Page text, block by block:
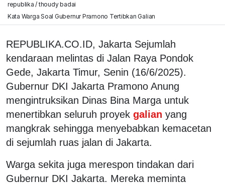
republika / thoudy badai
Kata Warga Soal Gubernur Pramono Tertibkan Galian
REPUBLIKA.CO.ID, Jakarta Sejumlah
kendaraan melintas di Jalan Raya Pondok
Gede, Jakarta Timur, Senin (16/6/2025).
Gubernur DKI Jakarta Pramono Anung
mengintruksikan Dinas Bina Marga untuk
menertibkan seluruh proyek galian yang
mangkrak sehingga menyebabkan kemacetan
di sejumlah ruas jalan di Jakarta.
Warga sekita juga merespon tindakan dari
Gubernur DKI Jakarta. Mereka meminta